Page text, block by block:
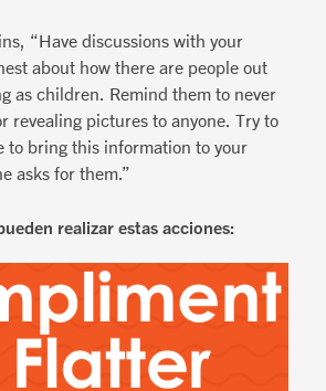
“Have discussions with your
about how there are people out
as children. Remind them to never
revealing pictures to anyone. Try to
to bring this information to your
asks for them.”
realizar estas acciones: